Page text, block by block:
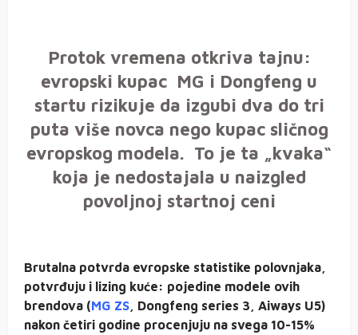
Protok vremena otkriva tajnu:
evropski kupac MG i Dongfeng u
startu rizikuje da izgubi dva do tri
puta više novca nego kupac sličnog
evropskog modela. To je ta „kvaka“
koja je nedostajala u naizgled
povoljnoj startnoj ceni
Brutalna potvrda evropske statistike polovnjaka,
potvrđuju i lizing kuće: pojedine modele ovih
brendova (MG ZS , Dongfeng series 3, Aiways U5)
nakon četiri godine procenjuju na svega 10-15%